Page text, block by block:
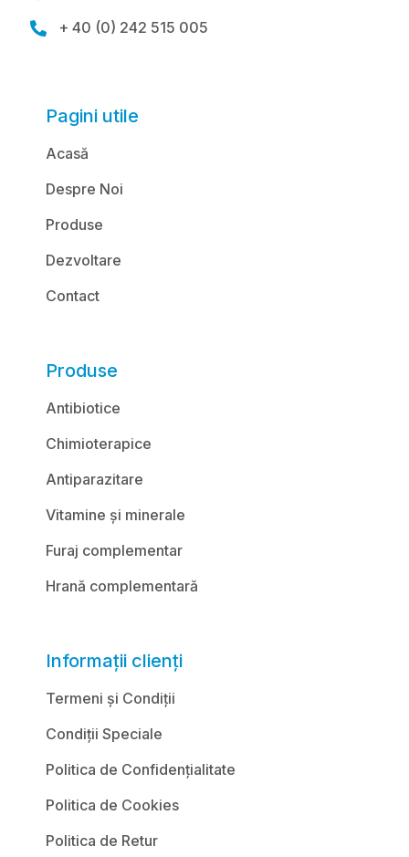
 + 40 (0) 242 515 005
Pagini utile
Acasă
Despre Noi
Produse
Dezvoltare
Contact
Produse
Antibiotice
Chimioterapice
Antiparazitare
Vitamine și minerale
Furaj complementar
Hrană complementară
Informații clienți
Termeni și Condiții
Condiții Speciale
Politica de Confidențialitate
Politica de Cookies
Politica de Retur